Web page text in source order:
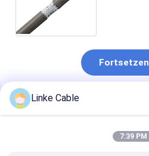
Fortsetzen
Empfohlene Produkte
Linke Cable
7:39 PM